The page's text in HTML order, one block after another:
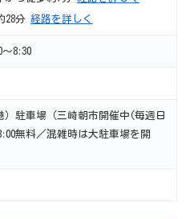
28分 経路を詳しく
8:30
）駐車場（三崎朝市開催中(毎週日
無料／混雑時は大駐車場を開